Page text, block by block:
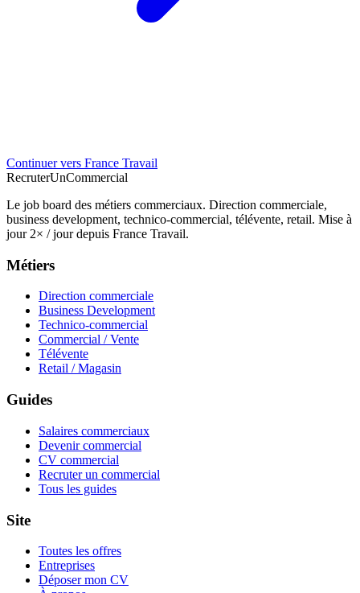
Continuer vers France Travail
RecruterUnCommercial
Le job board des métiers commerciaux. Direction commerciale,
business development, technico-commercial, télévente, retail. Mise à
jour 2× / jour depuis France Travail.
Métiers
Direction commerciale
Business Development
Technico-commercial
Commercial / Vente
Télévente
Retail / Magasin
Guides
Salaires commerciaux
Devenir commercial
CV commercial
Recruter un commercial
Tous les guides
Site
Toutes les offres
Entreprises
Déposer mon CV